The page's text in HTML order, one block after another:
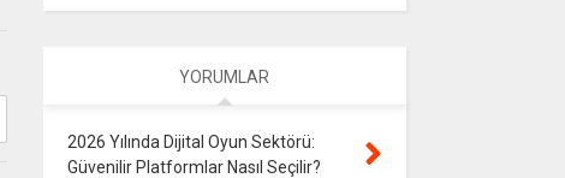
YORUMLAR
2026 Yılında Dijital Oyun Sektörü:
Güvenilir Platformlar Nasıl Seçilir?